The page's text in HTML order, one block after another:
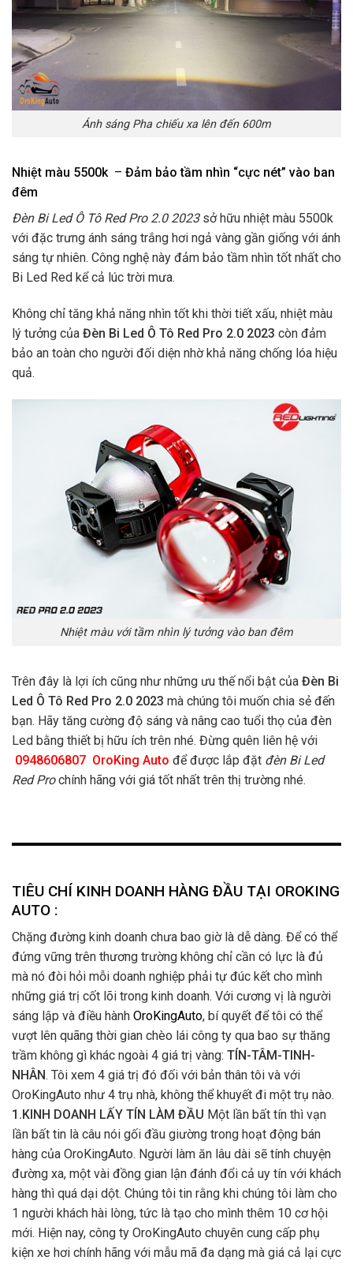
Ánh sáng Pha chiếu xa lên đến 600m
Nhiệt màu 5500k– Đảm bảo tầm nhìn “cực nét” vào ban
đêm
Đèn Bi Led Ô Tô Red Pro 2.0 2023 sở hữu nhiệt màu 5500k
với đặc trưng ánh sáng trắng hơi ngả vàng gần giống với ánh
sáng tự nhiên. Công nghệ này đảm bảo tầm nhìn tốt nhất cho
Bi Led Red kể cả lúc trời mưa.
Không chỉ tăng khả năng nhìn tốt khi thời tiết xấu, nhiệt màu
lý tưởng của Đèn Bi Led Ô Tô Red Pro 2.0 2023 còn đảm
bảo an toàn cho người đối diện nhờ khả năng chống lóa hiệu
quả.
Nhiệt màu với tầm nhìn lý tưởng vào ban đêm
Trên đây là lợi ích cũng như những ưu thế nổi bật của Đèn Bi
Led Ô Tô Red Pro 2.0 2023 mà chúng tôi muốn chia sẻ đến
bạn. Hãy tăng cường độ sáng và nâng cao tuổi thọ của đèn
Led bằng thiết bị hữu ích trên nhé. Đừng quên liên hệ với
0948606807 OroKing Auto để được lắp đặt đèn Bi Led
Red Prochính hãng với giá tốt nhất trên thị trường nhé.
TIÊU CHÍ KINH DOANH HÀNG ĐẦU TẠI OROKING
AUTO :
Chặng đường kinh doanh chưa bao giờ là dễ dàng. Để có thể
đứng vững trên thương trường không chỉ cần có lực là đủ
mà nó đòi hỏi mỗi doanh nghiệp phải tự đúc kết cho mình
những giá trị cốt lõi trong kinh doanh. Với cương vị là người
sáng lập và điều hành OroKingAuto, bí quyết để tôi có thể
vượt lên quãng thời gian chèo lái công ty qua bao sự thăng
trầm không gì khác ngoài 4 giá trị vàng: TÍN-TÂM-TINH-
NHÂN. Tôi xem 4 giá trị đó đối với bản thân tôi và với
OroKingAuto như 4 trụ nhà, không thể khuyết đi một trụ nào.
1.KINH DOANH LẤY TÍN LÀM ĐẦU Một lần bất tín thì vạn
lần bất tin là câu nói gối đầu giường trong hoạt động bán
hàng của OroKingAuto. Người làm ăn lâu dài sẽ tính chuyện
đường xa, một vài đồng gian lận đánh đổi cả uy tín với khách
hàng thì quá dại dột. Chúng tôi tin rằng khi chúng tôi làm cho
1 người khách hài lòng, tức là tạo cho mình thêm 10 cơ hội
mới. Hiện nay, công ty OroKingAuto chuyên cung cấp phụ
kiện xe hơi chính hãng với mẫu mã đa dạng mà giá cả lại cực